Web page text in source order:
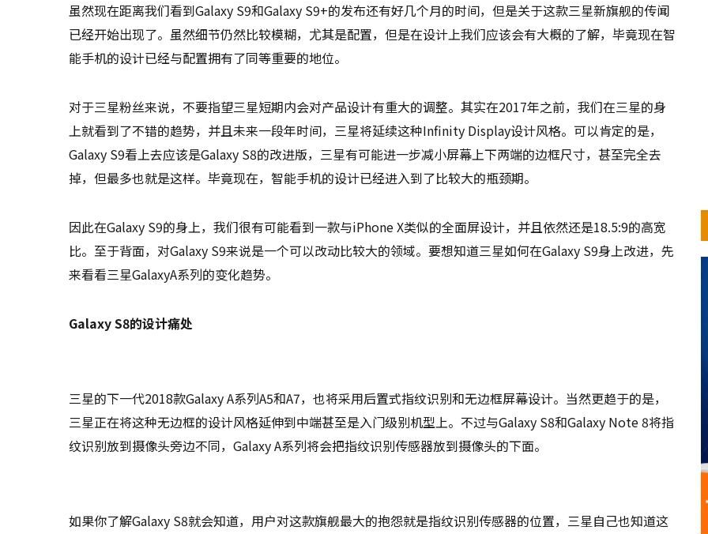
虽然现在距离我们看到Galaxy S9和Galaxy S9+的发布还有好几个月的时间，但是关于这款三星新旗舰的传闻
已经开始出现了。虽然细节仍然比较模糊，尤其是配置，但是在设计上我们应该会有大概的了解，毕竟现在智
能手机的设计已经与配置拥有了同等重要的地位。
对于三星粉丝来说，不要指望三星短期内会对产品设计有重大的调整。其实在2017年之前，我们在三星的身
上就看到了不错的趋势，并且未来一段年时间，三星将延续这种Infinity Display设计风格。可以肯定的是，
Galaxy S9看上去应该是Galaxy S8的改进版，三星有可能进一步减小屏幕上下两端的边框尺寸，甚至完全去
掉，但最多也就是这样。毕竟现在，智能手机的设计已经进入到了比较大的瓶颈期。
因此在Galaxy S9的身上，我们很有可能看到一款与iPhone X类似的全面屏设计，并且依然还是18.5:9的高宽
比。至于背面，对Galaxy S9来说是一个可以改动比较大的领域。要想知道三星如何在Galaxy S9身上改进，先
来看看三星GalaxyA系列的变化趋势。
Galaxy S8的设计痛处
三星的下一代2018款Galaxy A系列A5和A7，也将采用后置式指纹识别和无边框屏幕设计。当然更趋于的是，
三星正在将这种无边框的设计风格延伸到中端甚至是入门级别机型上。不过与Galaxy S8和Galaxy Note 8将指
纹识别放到摄像头旁边不同，Galaxy A系列将会把指纹识别传感器放到摄像头的下面。
如果你了解Galaxy S8就会知道，用户对这款旗舰最大的抱怨就是指纹识别传感器的位置，三星自己也知道这